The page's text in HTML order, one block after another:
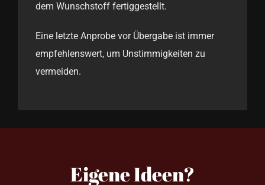
dem Wunschstoff fertiggestellt.
Eine letzte Anprobe vor Übergabe ist immer
empfehlenswert, um Unstimmigkeiten zu
vermeiden.
Eigene Ideen?